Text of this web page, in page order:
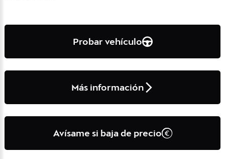
Probar vehículo
Más información
Avísame si baja de precio